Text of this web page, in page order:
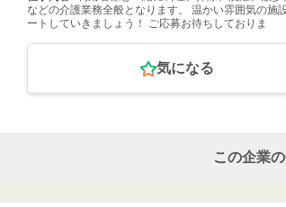
などの介護業務全般となります。 温かい雰囲気の
ートしていきましょう！ ご応募お待ちしておりま
気になる
この企業